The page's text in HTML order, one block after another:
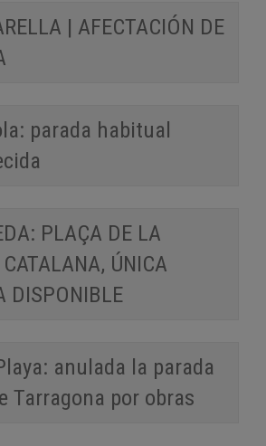
| AFECTACIÓN DE
parada habitual
PLAÇA DE LA
ÚNICA
DISPONIBLE
anulada la parada
Tarragona por obras